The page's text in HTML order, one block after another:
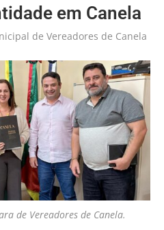
em Canela
de Vereadores de Canela
de Vereadores de Canela.